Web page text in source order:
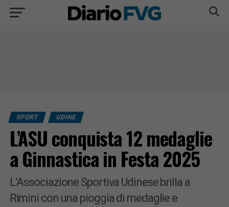
SPORT UDINE
L’ASU conquista 12 medaglie
a Ginnastica in Festa 2025
L’Associazione Sportiva Udinese brilla a
Rimini con una pioggia di medaglie e